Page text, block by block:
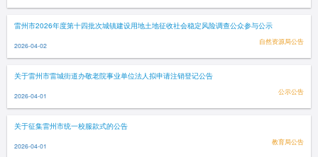
雷州市2026年度第十四批次城镇建设用地土地征收社会稳定风险调查公众参与公示
2026-04-02 自然资源局公告
关于雷州市雷城街道办敬老院事业单位法人拟申请注销登记公告
2026-04-01 公示公告
关于征集雷州市统一校服款式的公告
2026-04-01 教育局公告